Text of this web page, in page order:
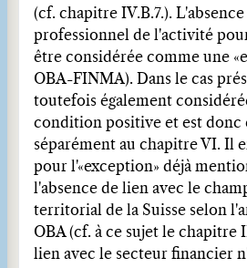
(cf. chapitre IV.B.7.).
professionnel de l'activité
être considérée comme une
OBA-FINMA). Dans le cas
toutefois également
condition positive et est donc
séparément au chapitre VI. Il
pour l'«exception» déjà
l'absence de lien avec le
territorial de la Suisse selon
OBA (cf. à ce sujet le chapitre
lien avec le secteur financier